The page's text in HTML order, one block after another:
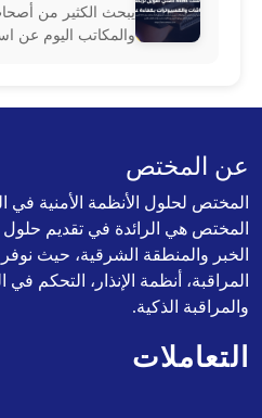
يبحث الكثير من
والمكاتب اليوم عن
عن المختص
المختص لحلول الأنظمة الأمنية
المختص هي الرائدة في تقديم حلول
الخبر والمنطقة الشرقية، حيث
المراقبة، أنظمة الإنذار، التحكم
والمراقبة الذكية.
التعاملات